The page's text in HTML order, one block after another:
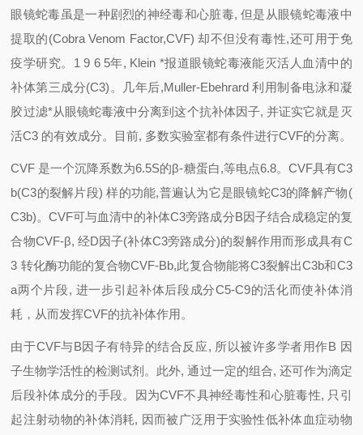
眼镜蛇毒虽是一种剧烈的神经毒和心脏毒, 但是从眼镜蛇毒液中
提取的(Cobra Venom Factor,CVF) 却不但没有毒性,还可用于免
疫学研究。1 9 6 5年, Klein *报道眼镜蛇毒液能灭活人血清中的
补体第三成分(C3)。几年后,Muller-Ebehrard 利用制备电泳和凝
胶过滤*从眼镜蛇毒液中分离到这个抗补体因子, 并证实它就是灭
活C3 的有效成分。目前, 多数实验室都有条件进行CVF的分离。
CVF 是一个沉降系数为6.5S的β-糖蛋白,等电点6.8。CVF具有C3
b(C3的裂解片段) 样的功能,普遍认为它是眼镜蛇C3的降解产物(
C3b)。CVF可与血清中的补体C3旁路成分B因子结合成稳定的复
合物CVF-β, 经D因子(补体C3旁路成分)的裂解作用而形成具有C
3 转化酶功能的复合物CVF-Bb,此复合物能将C3裂解出C3b和C3
a两个片段, 进一步引起补体后段成分C5-C9的活化而使补体消
耗，从而发挥CVF的抗补体作用。
由于CVF与B因子有特异的结合反应, 所以被许多学者用作B 因
子生物学活性的检测试剂。此外, 通过一定的组合, 还可作为滴定
后段补体成分的手段。因为CVF不具神经毒性和心脏毒性, 只引
起注射动物的补体消耗, 因而被广泛用于实验性低补体血症动物